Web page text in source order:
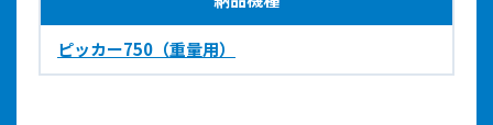
ピッカー750（重量用）